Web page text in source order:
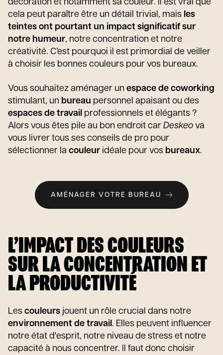
décoration et notamment sa couleur. Il est vrai que
cela peut paraître être un détail trivial, mais les
teintes ont pourtant un impact significatif sur
notre humeur, notre concentration et notre
créativité. C’est pourquoi il est primordial de veiller
à choisir les bonnes couleurs pour vos bureaux.
Vous souhaitez aménager un espace de coworking
stimulant, un bureau personnel apaisant ou des
espaces de travail professionnels et élégants ?
Alors vous êtes pile au bon endroit car Deskeo va
vous livrer tous ses conseils de pro pour
sélectionner la couleur idéale pour vos bureaux.
AMÉNAGER VOTRE BUREAU
L’IMPACT DES COULEURS
SUR LA CONCENTRATION ET
LA PRODUCTIVITÉ
Les couleurs jouent un rôle crucial dans notre
environnement de travail . Elles peuvent influencer
notre état d'esprit, notre niveau de stress et notre
capacité à nous concentrer. Il faut donc choisir